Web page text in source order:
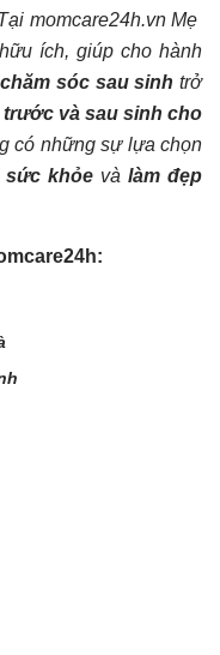
momcare24h.vnMẹ
ích, giúp cho hành
chăm sóc sau sinh trở
trước và sau sinh cho
có những sự lựa chọn
sức khỏe vàlàm đẹp